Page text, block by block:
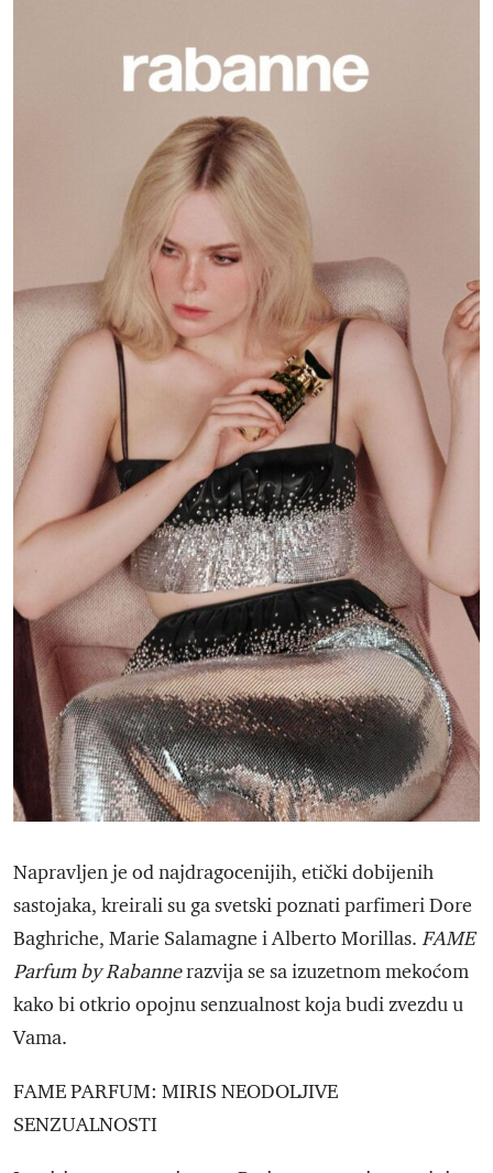
Napravljen je od najdragocenijih, etički dobijenih
sastojaka, kreirali su ga svetski poznati parfimeri Dore
Baghriche, Marie Salamagne i Alberto Morillas. FAME
Parfum by Rabannerazvija se sa izuzetnom mekoćom
kako bi otkrio opojnu senzualnost koja budi zvezdu u
Vama.
FAME PARFUM: MIRIS NEODOLJIVE
SENZUALNOSTI